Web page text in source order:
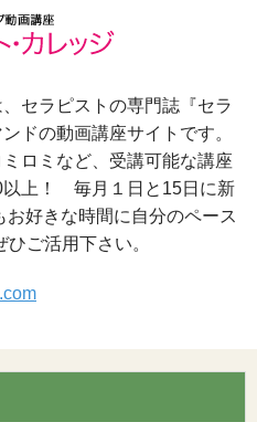
セラピストの専門誌『セラ
ドの動画講座サイトです。
ロミなど、受講可能な講座
以上！ 毎月１日と15日に新
好きな時間に自分のペース
ご活用下さい。